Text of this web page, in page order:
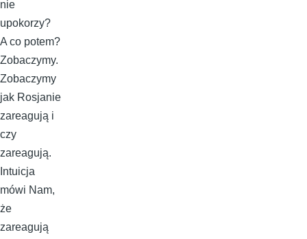
nie
upokorzy?
A co potem?
Zobaczymy.
Zobaczymy
jak Rosjanie
zareagują i
czy
zareagują.
Intuicja
mówi Nam,
że
zareagują